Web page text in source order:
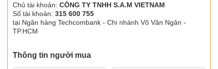
Chủ tài khoản: CÔNG TY TNHH S.A.M VIETNAM
Số tài khoản: 315 600 755
tại Ngân hàng Techcombank - Chi nhánh Võ Văn Ngân -
TP.HCM
Thông tin người mua